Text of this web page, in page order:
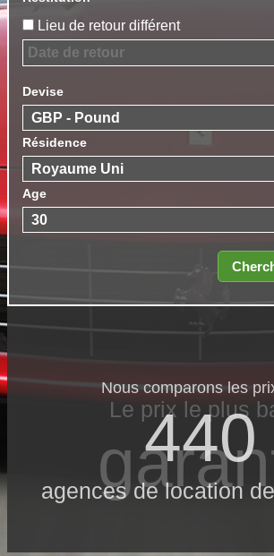
Lieu de retour différent
Devise
Résidence
Age
Nous comparons les
440
agences de location
Le prix le​ plus